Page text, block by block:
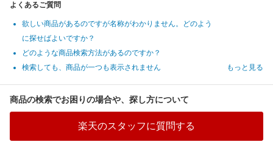
よくあるご質問
欲しい商品があるのですが名称がわかりません。どのよう
に探せばよいですか？
どのような商品検索方法があるのですか？
検索しても、商品が一つも表示されません
もっと見る
商品の検索でお困りの場合や、探し方について
楽天のスタッフに質問する